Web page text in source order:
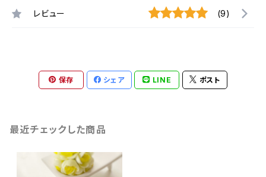
レビュー (9)
保存 シェア LINE ポスト
最近チェックした商品